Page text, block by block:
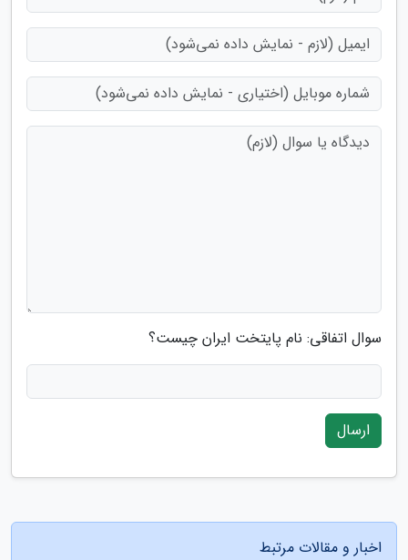
سوال اتفاقی: نام پایتخت ایران چیست؟
ارسال
اخبار و مقالات مرتبط